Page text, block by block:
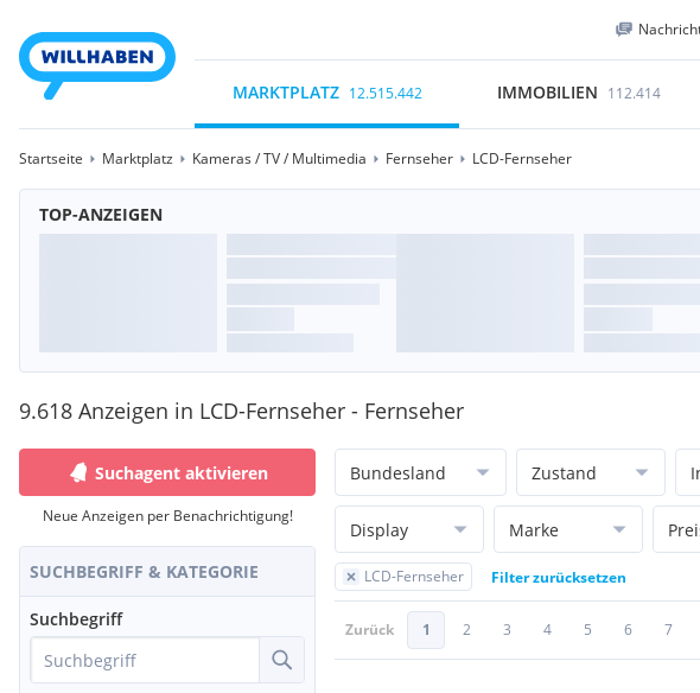
MARKTPLATZ 12.515.442 IMMOBILIEN 112.414
Startseite Marktplatz Kameras / TV / Multimedia Fernseher LCD-Fernseher
TOP-ANZEIGEN
9.618 Anzeigen in LCD-Fernseher - Fernseher
Suchagent aktivieren
Neue Anzeigen per Benachrichtigung!
SUCHBEGRIFF & KATEGORIE
Suchbegriff
Bundesland Zustand
Display Marke
LCD-Fernseher Filter zurücksetzen
Zurück 1 2 3 4 5 6 7